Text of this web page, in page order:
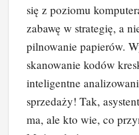
się z poziomu
zabawę w strategię, a
pilnowanie papierów.
skanowanie kodów
inteligentne
sprzedaży! Tak,
ma, ale kto wie, co